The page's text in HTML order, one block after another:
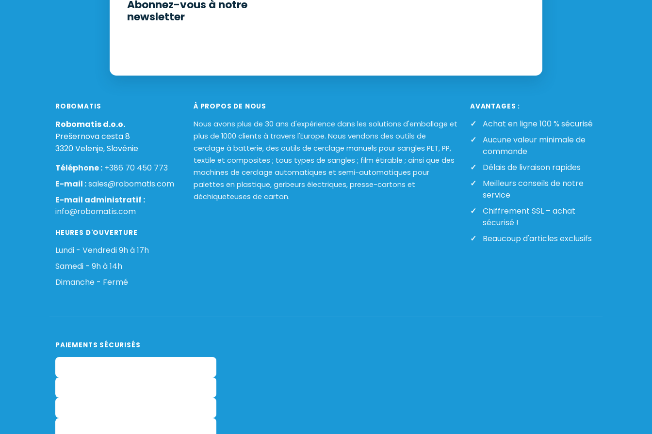
Abonnez-vous à notre
newsletter
ROBOMATIS
Robomatis d.o.o.
Prešernova cesta 8
3320 Velenje, Slovénie
Téléphone : +386 70 450 773
E-mail :sales@robomatis.com
E-mail administratif :
info@robomatis.com
HEURES D'OUVERTURE
Lundi - Vendredi 9h à 17h
Samedi - 9h à 14h
Dimanche - Fermé
À PROPOS DE NOUS
Nous avons plus de 30 ans d'expérience dans les solutions d'emballage et
plus de 1000 clients à travers l'Europe. Nous vendons des outils de
cerclage à batterie, des outils de cerclage manuels pour sangles PET, PP,
textile et composites ; tous types de sangles ; film étirable ; ainsi que des
machines de cerclage automatiques et semi-automatiques pour
palettes en plastique, gerbeurs électriques, presse-cartons et
déchiqueteuses de carton.
AVANTAGES :
Achat en ligne 100 % sécurisé
Aucune valeur minimale de
commande
Délais de livraison rapides
Meilleurs conseils de notre
service
Chiffrement SSL – achat
sécurisé !
Beaucoup d'articles exclusifs
PAIEMENTS SÉCURISÉS